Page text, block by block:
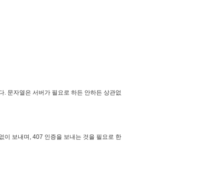
문자열은 서버가 필요로 하든 안하든 상관없
이 보내며, 407 인증을 보내는 것을 필요로 한